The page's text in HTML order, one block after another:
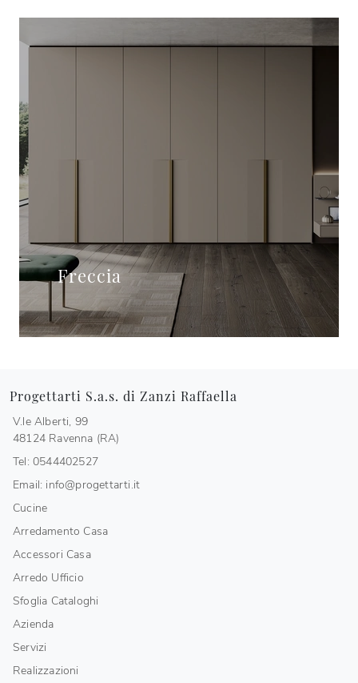
Freccia
Progettarti S.a.s. di Zanzi Raffaella
V.le Alberti, 99
48124 Ravenna (RA)
Tel: 0544402527
Email: info@progettarti.it
Cucine
Arredamento Casa
Accessori Casa
Arredo Ufficio
Sfoglia Cataloghi
Azienda
Servizi
Realizzazioni